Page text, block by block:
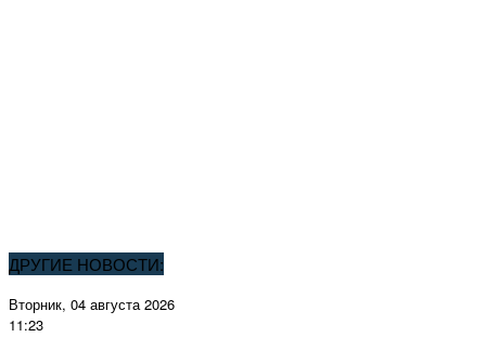
ДРУГИЕ НОВОСТИ:
Вторник, 04 августа 2026
11:23